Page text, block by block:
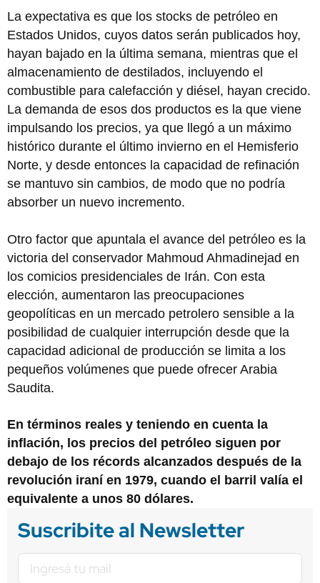
La expectativa es que los stocks de petróleo en
Estados Unidos, cuyos datos serán publicados hoy,
hayan bajado en la última semana, mientras que el
almacenamiento de destilados, incluyendo el
combustible para calefacción y diésel, hayan crecido.
La demanda de esos dos productos es la que viene
impulsando los precios, ya que llegó a un máximo
histórico durante el último invierno en el Hemisferio
Norte, y desde entonces la capacidad de refinación
se mantuvo sin cambios, de modo que no podría
absorber un nuevo incremento.
Otro factor que apuntala el avance del petróleo es la
victoria del conservador Mahmoud Ahmadinejad en
los comicios presidenciales de Irán. Con esta
elección, aumentaron las preocupaciones
geopolíticas en un mercado petrolero sensible a la
posibilidad de cualquier interrupción desde que la
capacidad adicional de producción se limita a los
pequeños volúmenes que puede ofrecer Arabia
Saudita.
En términos reales y teniendo en cuenta la
inflación, los precios del petróleo siguen por
debajo de los récords alcanzados después de la
revolución iraní en 1979, cuando el barril valía el
equivalente a unos 80 dólares.
Suscribite al Newsletter